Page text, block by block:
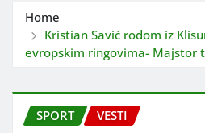
Home
Kristian Savić rodom iz
evropskim ringovima- Majstor
SPORT VESTI